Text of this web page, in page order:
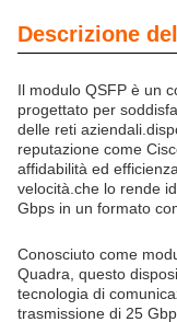
Descrizione
Il modulo QSFP è un
progettato per
delle reti
reputazione come
affidabilità ed
velocità.che lo rende
Gbps in un formato
Conosciuto come
Quadra, questo
tecnologia di
trasmissione di 25